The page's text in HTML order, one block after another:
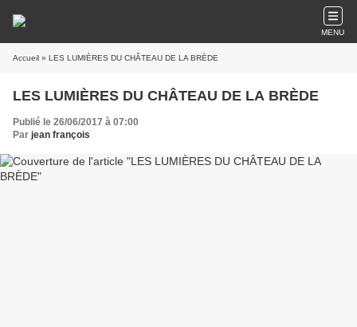
MENU
Accueil » LES LUMIÈRES DU CHÂTEAU DE LA BRÈDE
LES LUMIÈRES DU CHÂTEAU DE LA BRÈDE
Publié le 26/06/2017 à 07:00
Par jean françois